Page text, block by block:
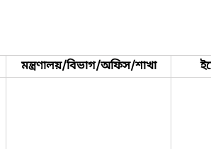
মন্ত্রণালয়/বিভাগ/অফিস/শাখা